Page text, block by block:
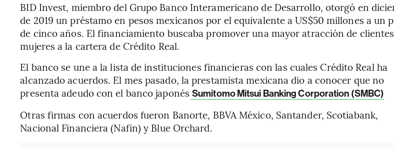
BID Invest, miembro del Grupo Banco Interamericano de Desarrollo, otorgó en
de 2019 un préstamo en pesos mexicanos por el equivalente a US$50 millones a un
de cinco años. El financiamiento buscaba promover una mayor atracción de clientes
mujeres a la cartera de Crédito Real.
El banco se une a la lista de instituciones financieras con las cuales Crédito Real ha
alcanzado acuerdos. El mes pasado, la prestamista mexicana dio a conocer que no
presenta adeudo con el banco japonés Sumitomo Mitsui Banking Corporation (SMBC)
Otras firmas con acuerdos fueron Banorte, BBVA México, Santander, Scotiabank,
Nacional Financiera (Nafin) y Blue Orchard.